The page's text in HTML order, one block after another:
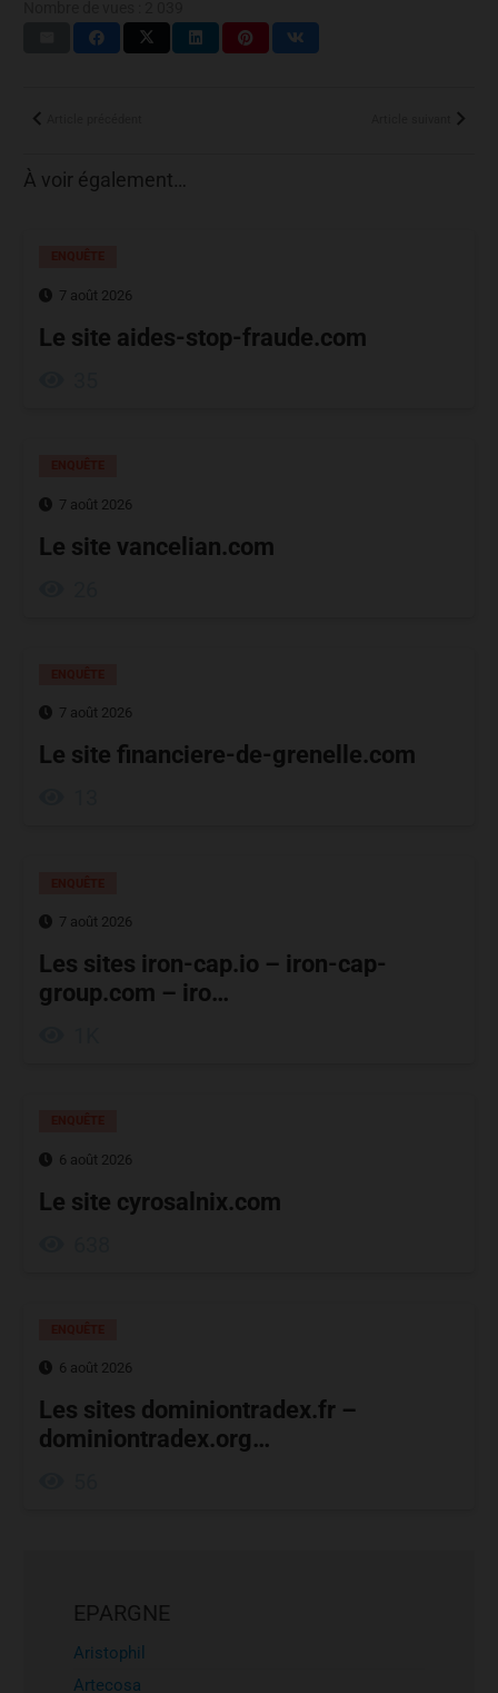
À voir également…
7 août 2026
Le site aides-stop-fraude.com
7 août 2026
Le site vancelian.com
7 août 2026
Le site financiere-de-grenelle.com
7 août 2026
Les sites iron-cap.io – iron-cap-
group.com – iro…
6 août 2026
Le site cyrosalnix.com
6 août 2026
Les sites dominiontradex.fr –
dominiontradex.org…
EPARGNE
Aristophil
Artecosa